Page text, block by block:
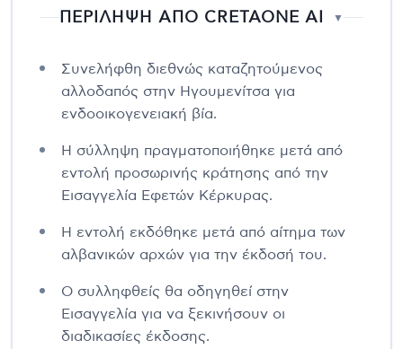
ΠΕΡΙΛΗΨΗ ΑΠΟ CRETAONE AI ▼
Συνελήφθη διεθνώς καταζητούμενος
αλλοδαπός στην Ηγουμενίτσα για
ενδοοικογενειακή βία.
Η σύλληψη πραγματοποιήθηκε μετά από
εντολή προσωρινής κράτησης από την
Εισαγγελία Εφετών Κέρκυρας.
Η εντολή εκδόθηκε μετά από αίτημα των
αλβανικών αρχών για την έκδοσή του.
Ο συλληφθείς θα οδηγηθεί στην
Εισαγγελία για να ξεκινήσουν οι
διαδικασίες έκδοσης.